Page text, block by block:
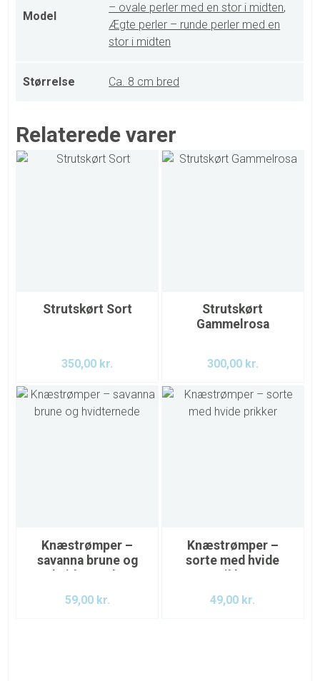
Model
– ovale perler med en stor i midten,
Ægte perler – runde perler med en
stor i midten
Størrelse Ca. 8 cm bred
Relaterede varer
Strutskørt Sort
350,00 kr.
Strutskørt
Gammelrosa
300,00 kr.
Knæstrømper –
savanna brune og
hvidternede
59,00 kr.
Knæstrømper –
sorte med hvide
prikker
49,00 kr.